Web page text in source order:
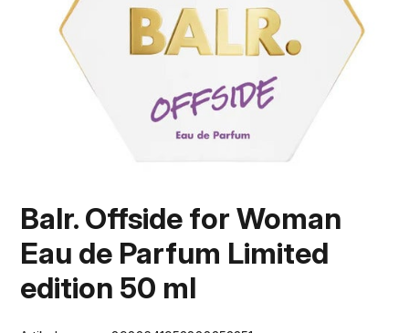
Balr. Offside for Woman
Eau de Parfum Limited
edition 50 ml